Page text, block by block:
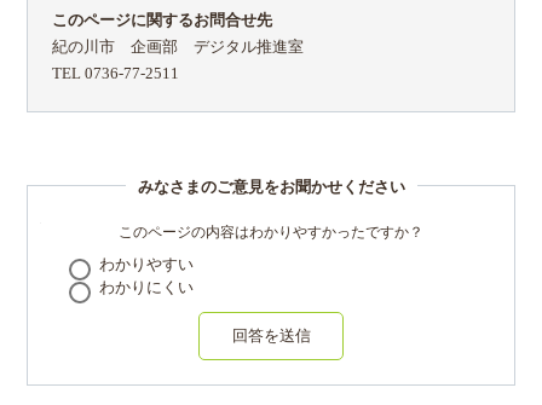
このページに関するお問合せ先
紀の川市 企画部 デジタル推進室
TEL 0736-77-2511
みなさまのご意見をお聞かせください
このページの内容はわかりやすかったですか？
わかりやすい
わかりにくい
回答を送信